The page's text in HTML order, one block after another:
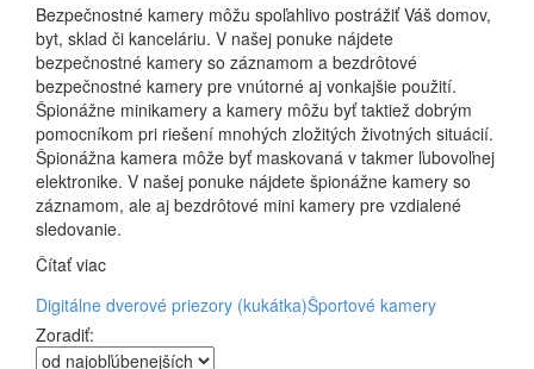
Bezpečnostné kamery môžu spoľahlivo postrážiť Váš domov,
byt, sklad či kanceláriu. V našej ponuke nájdete
bezpečnostné kamery so záznamom a bezdrôtové
bezpečnostné kamery pre vnútorné aj vonkajšie použití.
Špionážne minikamery a kamery môžu byť taktiež dobrým
pomocníkom pri riešení mnohých zložitých životných situácií.
Špionážna kamera môže byť maskovaná v takmer ľubovoľnej
elektronike. V našej ponuke nájdete špionážne kamery so
záznamom, ale aj bezdrôtové mini kamery pre vzdialené
sledovanie.
Čítať viac
Digitálne dverové priezory (kukátka)Športové kamery
Zoradiť: